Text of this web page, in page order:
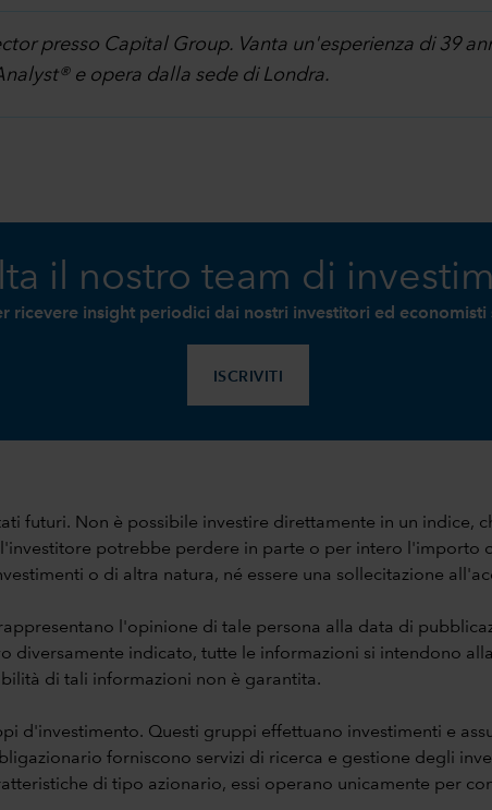
presso Capital Group. Vanta un'esperienza di 39
e opera dalla sede di Londra.
il nostro team di
ricevere insight periodici dai nostri investitori ed economisti
ISCRIVITI
futuri. Non è possibile investire direttamente in un indice,
potrebbe perdere in parte o per intero l'importo
o di altra natura, né essere una sollecitazione
l'opinione di tale persona alla data di
diversamente indicato, tutte le informazioni si intendono
di tali informazioni non è garantita.
d'investimento. Questi gruppi effettuano investimenti e
forniscono servizi di ricerca e gestione degli
di tipo azionario, essi operano unicamente per